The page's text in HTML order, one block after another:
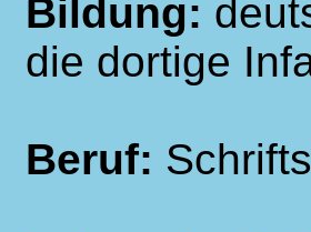
Bildung:
die dortige
Beruf: